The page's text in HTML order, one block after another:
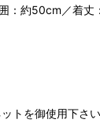
：約50cm／着丈
トを御使用下さい